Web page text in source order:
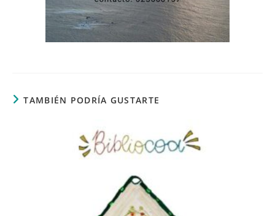
TAMBIÉN PODRÍA GUSTARTE